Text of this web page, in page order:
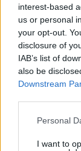
interest-based
us or personal
your opt-out.
disclosure of
IAB’s list of
also be
Downstream
Please note
not limited to
Personal
I want to
Πυροβολισμοί
Ένας νεκρος
28.04.2024, 05:58
Thema